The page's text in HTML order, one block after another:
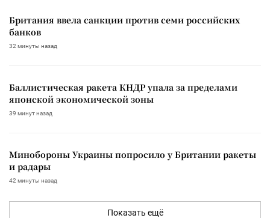
Британия ввела санкции против семи российских
банков
32 минуты назад
Баллистическая ракета КНДР упала за пределами
японской экономической зоны
39 минут назад
Минобороны Украины попросило у Британии ракеты
и радары
42 минуты назад
Показать ещё